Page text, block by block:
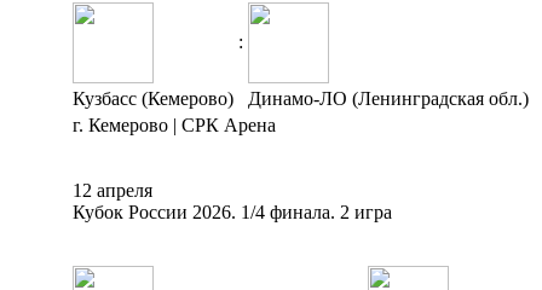
:
Кузбасс (Кемерово)
Динамо-ЛО (Ленинградская обл.)
г. Кемерово | СРК Арена
12 апреля
Кубок России 2026. 1/4 финала. 2 игра